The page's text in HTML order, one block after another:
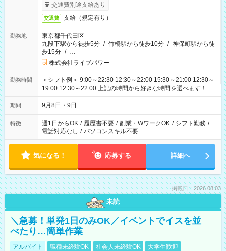
交通費別途支給あり
交通費 支給（規定有り）
勤務地
東京都千代田区
九段下駅から徒歩5分 / 竹橋駅から徒歩10分 / 神保町駅から徒
歩15分 / …
株式会社ライブパワー
勤務時間
＜シフト例＞ 9:00～22:30 12:30～22:00 15:30～21:00 12:30～
19:00 12:30～22:00 上記の時間から好きな時間を選べます！ ※
時間は変更となる可能性があります
期間 9月8日・9日
特徴 週1日からOK / 履歴書不要 / 副業・WワークOK / シフト勤務 /
電話対応なし / パソコンスキル不要
気になる！ 応募する 詳細へ
掲載日：2026.08.03
未読
＼急募！単発1日のみOK／イベントでイスを並
べたり…簡単作業
アルバイト 職種未経験OK 社会人未経験OK
大学生歓迎